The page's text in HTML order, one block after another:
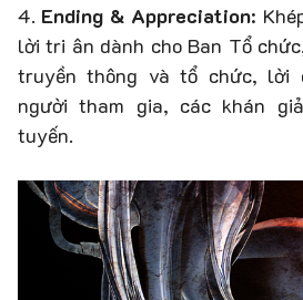
4. Ending & Appreciation:
lời tri ân dành cho Ban Tổ
truyền thông và tổ chức, lời
người tham gia, các khán
tuyến.